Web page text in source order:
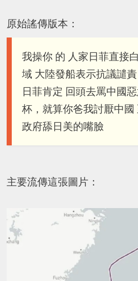
原始謠傳版本：
我操你 的 人家日菲直接
域 大陸發船表示抗議譴
日菲肯定 回頭去罵中國
杯，就算你爸我討厭中
政府舔日美的嘴臉
主要流傳這張圖片：